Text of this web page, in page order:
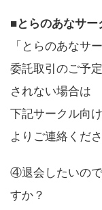
■とらのあなサ
「とらのあなサ
委託取引のご予
されない場合は
下記サークル向
よりご連絡くださ
④退会したいの
すか？